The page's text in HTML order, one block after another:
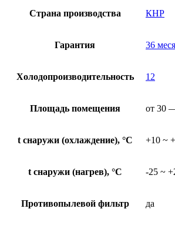
Страна производства КНР
Гарантия 36
Холодопроизводительность 12
Площадь помещения от 30
t снаружи (охлаждение), °C +10 ~
t снаружи (нагрев), °C -25 ~
Противопылевой фильтр да